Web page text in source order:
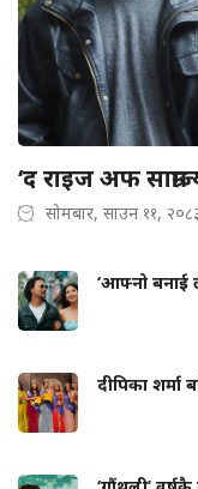
‘द राइज अफ
सोमबार, साउन ११,
‘आफ्नो बनाई
दीपिका शर्मा